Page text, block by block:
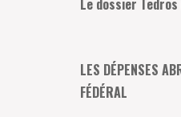
LES DÉPENSES
FÉDÉRAL